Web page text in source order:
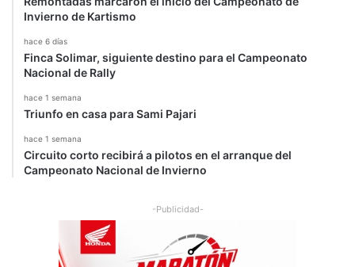
Invierno de Kartismo
hace 6 días
Finca Solimar, siguiente destino para el Campeonato
Nacional de Rally
hace 1 semana
Triunfo en casa para Sami Pajari
hace 1 semana
Circuito corto recibirá a pilotos en el arranque del
Campeonato Nacional de Invierno
-Publicidad-